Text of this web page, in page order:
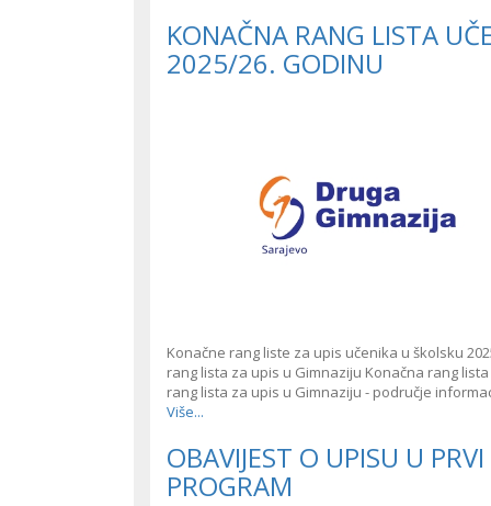
KONAČNA RANG LISTA
2025/26. GODINU
Konačne rang liste za upis učenika u školsku
rang lista za upis u Gimnaziju Konačna rang
rang lista za upis u Gimnaziju - područje
Više...
OBAVIJEST O UPISU U
PROGRAM